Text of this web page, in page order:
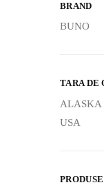
BRAND
BUNO
TARA DE
ALASKA
USA